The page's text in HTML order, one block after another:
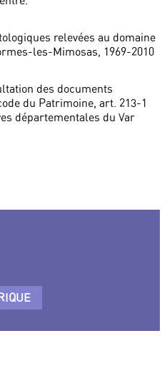
relevées au domaine
les-Mimosas, 1969-2010
des documents
du Patrimoine, art. 213-1
départementales du Var